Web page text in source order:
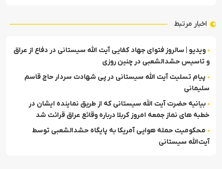
اخبار مرتبط
ویدیو | سالروز فتوای جهاد کفایی آیت الله سیستانی در دفاع از عراق
و تاسیس حشدالشعبی در چنین روزی
پیام تسلیت آیت الله سیستانی در پی شهادت سردار حاج قاسم
سلیمانی
بیانیه حضرت آیت الله سیستانی که از طریق نماینده ایشان در
خطبه های نماز جمعه امروز کربلا درباره وقائع عراق قرائت شد
محکومیت حمله هوایی آمریکا به پایگاه حشدالشعبی توسط
آیت‌الله سیستانی